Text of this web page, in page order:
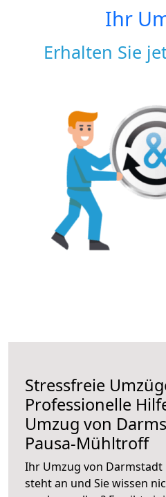
Ihr
Erhalten Sie
Stressfreie
Professionelle
Umzug von
Pausa-Mühltroff
Ihr Umzug von
steht an und Sie wissen